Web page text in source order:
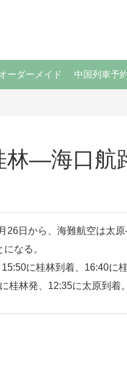
ーダーメイド 中国列車予
―海口航
26日から、海難航空は太原
なる。
に桂林到着、16:40に
桂林発、12:35に太原到着。